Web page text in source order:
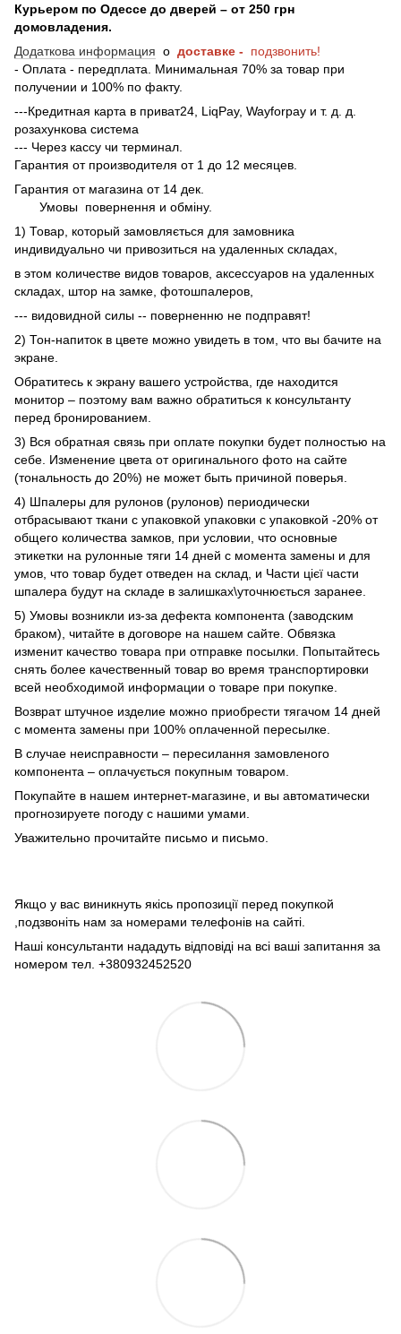
Курьером по Одессе до дверей – от 250 грн
домовладения.
Додаткова информация о доставке - подзвонить!
- Оплата - передплата. Минимальная 70% за товар при
получении и 100% по факту.
---Кредитная карта в приват24, LiqPay, Wayforpay и т. д. д.
розахункова система
--- Через кассу чи терминал.
Гарантия от производителя от 1 до 12 месяцев.
Гарантия от магазина от 14 дек.
Умовы повернення и обміну.
1) Товар, который замовляється для замовника
индивидуально чи привозиться на удаленных складах,
в этом количестве видов товаров, аксессуаров на удаленных
складах, штор на замке, фотошпалеров,
--- видовидной силы -- поверненню не подправят!
2) Тон-напиток в цвете можно увидеть в том, что вы бачите на
экране.
Обратитесь к экрану вашего устройства, где находится
монитор – поэтому вам важно обратиться к консультанту
перед бронированием.
3) Вся обратная связь при оплате покупки будет полностью на
себе. Изменение цвета от оригинального фото на сайте
(тональность до 20%) не может быть причиной поверья.
4) Шпалеры для рулонов (рулонов) периодически
отбрасывают ткани с упаковкой упаковки с упаковкой -20% от
общего количества замков, при условии, что основные
этикетки на рулонные тяги 14 дней с момента замены и для
умов, что товар будет отведен на склад, и Части цієї части
шпалера будут на складе в залишках\уточнюється заранее.
5) Умовы возникли из-за дефекта компонента (заводским
браком), читайте в договоре на нашем сайте. Обвязка
изменит качество товара при отправке посылки. Попытайтесь
снять более качественный товар во время транспортировки
всей необходимой информации о товаре при покупке.
Возврат штучное изделие можно приобрести тягачом 14 дней
с момента замены при 100% оплаченной пересылке.
В случае неисправности – пересилання замовленого
компонента – оплачується покупным товаром.
Покупайте в нашем интернет-магазине, и вы автоматически
прогнозируете погоду с нашими умами.
Уважительно прочитайте письмо и письмо.
Якщо у вас виникнуть якісь пропозиції перед покупкой
,подзвоніть нам за номерами телефонів на сайті.
Наші консультанти нададуть відповіді на всі ваші запитання за
номером тел. +380932452520